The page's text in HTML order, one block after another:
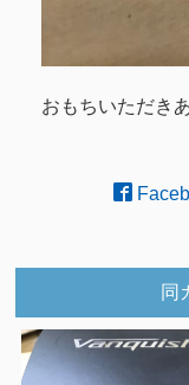
おもちいただき
同